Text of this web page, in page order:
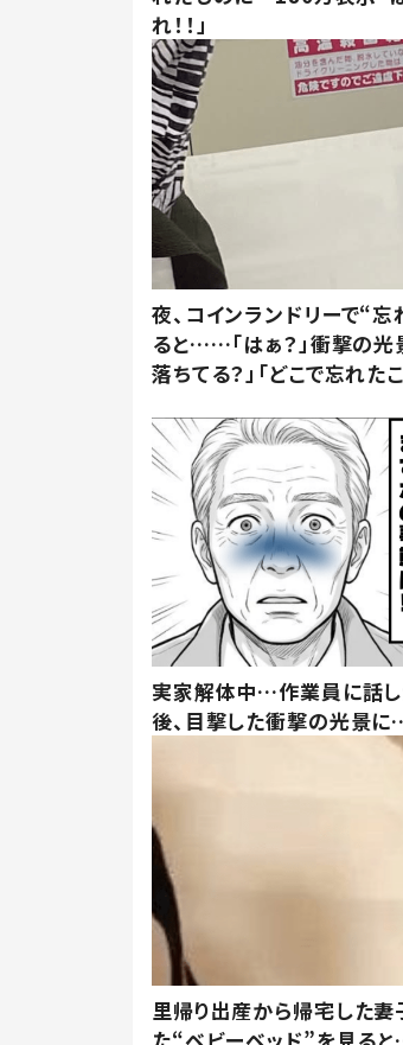
れ！！」
夜、コインランドリーで“
ると……「はぁ？」衝撃の光
落ちてる？」「どこで忘れた
実家解体中…作業員に話し
後、目撃した衝撃の光景に…
里帰り出産から帰宅した